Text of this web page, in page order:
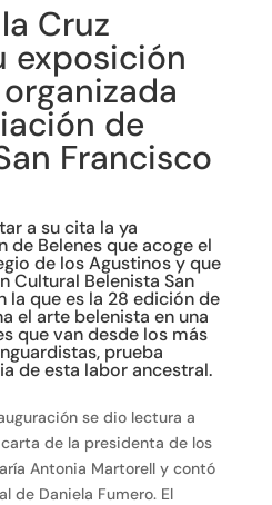
Cruz
exposición
de
Francisco
a su cita la ya
Belenes que acoge el
de los Agustinos y que
Cultural Belenista San
la que es la 28 edición de
el arte belenista en una
que van desde los más
prueba
de esta labor ancestral.
se dio lectura a
de la presidenta de los
Antonia Martorell y contó
de Daniela Fumero. El